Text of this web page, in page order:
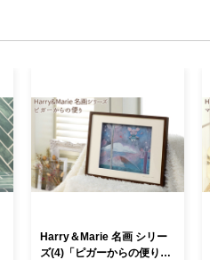
Harry＆Marie 名画 シリー
ズ(4)「ピガーからの便り」